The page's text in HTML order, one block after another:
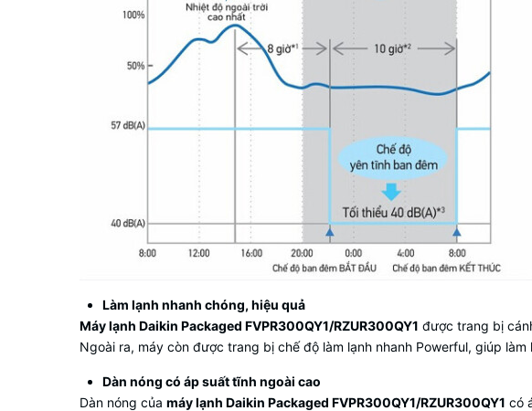
Làm lạnh nhanh chóng, hiệu quả
Máy lạnh Daikin Packaged FVPR300QY1/RZUR300QY1 được trang bị
Ngoài ra, máy còn được trang bị chế độ làm lạnh nhanh Powerful, giúp
Dàn nóng có áp suất tĩnh ngoài cao
Dàn nóng của máy lạnh Daikin Packaged FVPR300QY1/RZUR300QY1 có